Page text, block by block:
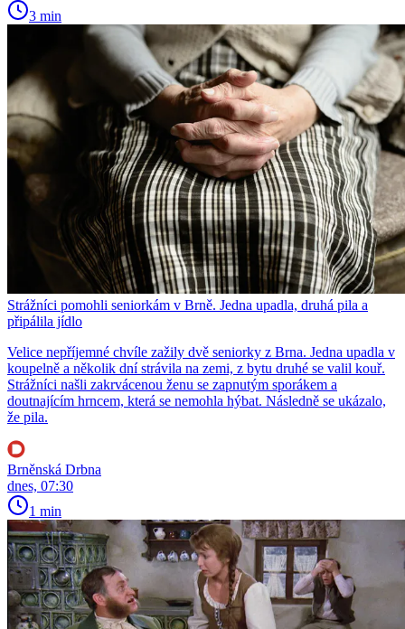
3 min
Strážníci pomohli seniorkám v Brně. Jedna upadla, druhá pila a
připálila jídlo
Velice nepříjemné chvíle zažily dvě seniorky z Brna. Jedna upadla v
koupelně a několik dní strávila na zemi, z bytu druhé se valil kouř.
Strážníci našli zakrvácenou ženu se zapnutým sporákem a
doutnajícím hrncem, která se nemohla hýbat. Následně se ukázalo,
že pila.
Brněnská Drbna
dnes, 07:30
1 min